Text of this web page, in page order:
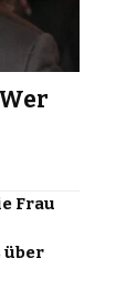
Frau
über